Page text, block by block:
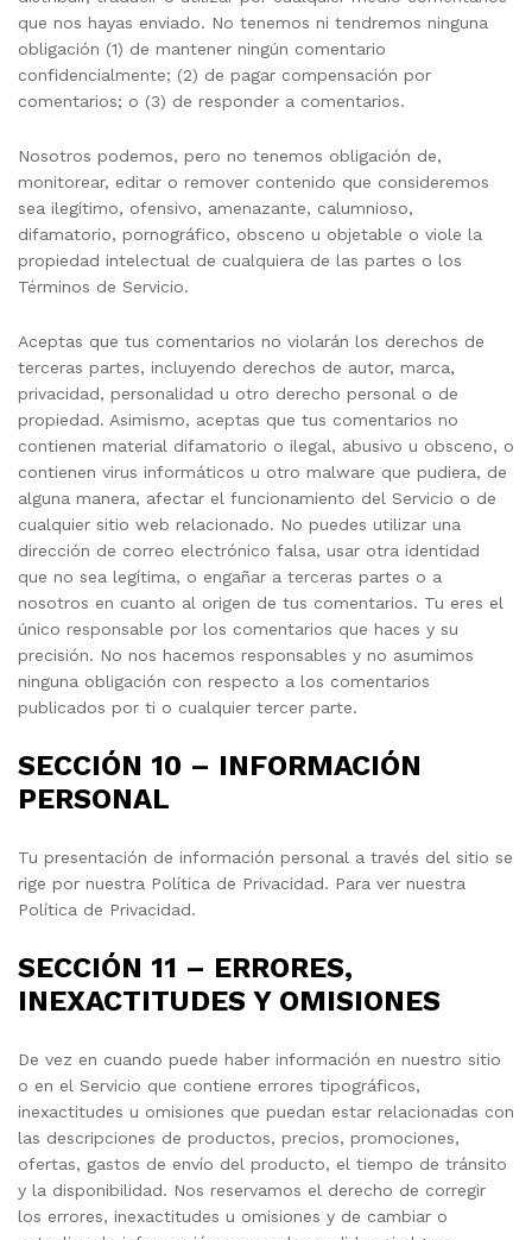
que nos hayas enviado. No tenemos ni tendremos ninguna
obligación (1) de mantener ningún comentario
confidencialmente; (2) de pagar compensación por
comentarios; o (3) de responder a comentarios.
Nosotros podemos, pero no tenemos obligación de,
monitorear, editar o remover contenido que consideremos
sea ilegítimo, ofensivo, amenazante, calumnioso,
difamatorio, pornográfico, obsceno u objetable o viole la
propiedad intelectual de cualquiera de las partes o los
Términos de Servicio.
Aceptas que tus comentarios no violarán los derechos de
terceras partes, incluyendo derechos de autor, marca,
privacidad, personalidad u otro derecho personal o de
propiedad. Asimismo, aceptas que tus comentarios no
contienen material difamatorio o ilegal, abusivo u obsceno, o
contienen virus informáticos u otro malware que pudiera, de
alguna manera, afectar el funcionamiento del Servicio o de
cualquier sitio web relacionado. No puedes utilizar una
dirección de correo electrónico falsa, usar otra identidad
que no sea legítima, o engañar a terceras partes o a
nosotros en cuanto al origen de tus comentarios. Tu eres el
único responsable por los comentarios que haces y su
precisión. No nos hacemos responsables y no asumimos
ninguna obligación con respecto a los comentarios
publicados por ti o cualquier tercer parte.
SECCIÓN 10 – INFORMACIÓN
PERSONAL
Tu presentación de información personal a través del sitio se
rige por nuestra Política de Privacidad. Para ver nuestra
Política de Privacidad.
SECCIÓN 11 – ERRORES,
INEXACTITUDES Y OMISIONES
De vez en cuando puede haber información en nuestro sitio
o en el Servicio que contiene errores tipográficos,
inexactitudes u omisiones que puedan estar relacionadas con
las descripciones de productos, precios, promociones,
ofertas, gastos de envío del producto, el tiempo de tránsito
y la disponibilidad. Nos reservamos el derecho de corregir
los errores, inexactitudes u omisiones y de cambiar o